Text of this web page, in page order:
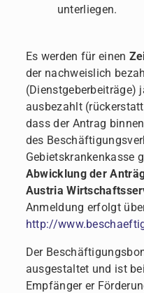
unterliegen.
Es werden für einen
der nachweislich
(Dienstgeberbeiträge)
ausbezahlt
dass der Antrag
des
Gebietskrankenkasse
Abwicklung der
Austria
Anmeldung erfolgt
http://
Der
ausgestaltet und ist
Empfänger er